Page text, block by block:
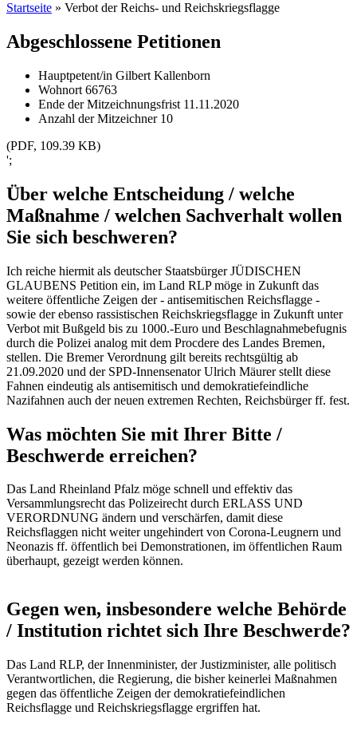
Startseite » Verbot der Reichs- und Reichskriegsflagge
Abgeschlossene Petitionen
Hauptpetent/in Gilbert Kallenborn
Wohnort 66763
Ende der Mitzeichnungsfrist 11.11.2020
Anzahl der Mitzeichner 10
(PDF, 109.39 KB)
';
Über welche Entscheidung / welche
Maßnahme / welchen Sachverhalt wollen
Sie sich beschweren?
Ich reiche hiermit als deutscher Staatsbürger JÜDISCHEN
GLAUBENS Petition ein, im Land RLP möge in Zukunft das
weitere öffentliche Zeigen der - antisemitischen Reichsflagge -
sowie der ebenso rassistischen Reichskriegsflagge in Zukunft unter
Verbot mit Bußgeld bis zu 1000.-Euro und Beschlagnahmebefugnis
durch die Polizei analog mit dem Procdere des Landes Bremen,
stellen. Die Bremer Verordnung gilt bereits rechtsgültig ab
21.09.2020 und der SPD-Innensenator Ulrich Mäurer stellt diese
Fahnen eindeutig als antisemitisch und demokratiefeindliche
Nazifahnen auch der neuen extremen Rechten, Reichsbürger ff. fest.
Was möchten Sie mit Ihrer Bitte /
Beschwerde erreichen?
Das Land Rheinland Pfalz möge schnell und effektiv das
Versammlungsrecht das Polizeirecht durch ERLASS UND
VERORDNUNG ändern und verschärfen, damit diese
Reichsflaggen nicht weiter ungehindert von Corona-Leugnern und
Neonazis ff. öffentlich bei Demonstrationen, im öffentlichen Raum
überhaupt, gezeigt werden können.
Gegen wen, insbesondere welche Behörde
/ Institution richtet sich Ihre Beschwerde?
Das Land RLP, der Innenminister, der Justizminister, alle politisch
Verantwortlichen, die Regierung, die bisher keinerlei Maßnahmen
gegen das öffentliche Zeigen der demokratiefeindlichen
Reichsflagge und Reichskriegsflagge ergriffen hat.